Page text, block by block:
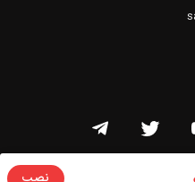
به شنوتو است